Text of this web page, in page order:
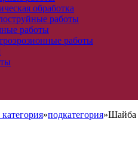
обработка
работы
работы
работы
»подкатегория»Шайба